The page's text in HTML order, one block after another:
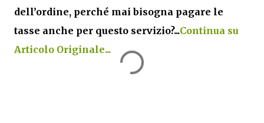
dell’ordine, perché mai bisogna pagare le
tasse anche per questo servizio?...Continua su
Articolo Originale...